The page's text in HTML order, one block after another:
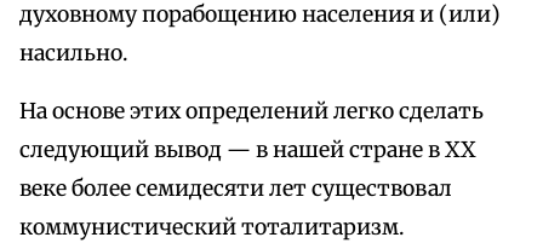
духовному порабощению населения и (или)
насильно.
На основе этих определений легко сделать
следующий вывод — в нашей стране в XX
веке более семидесяти лет существовал
коммунистический тоталитаризм.